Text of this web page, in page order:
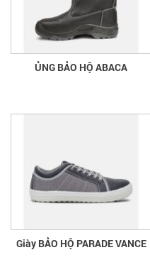
ỦNG BẢO HỘ ABACA
Giày BẢO HỘ PARADE VANCE